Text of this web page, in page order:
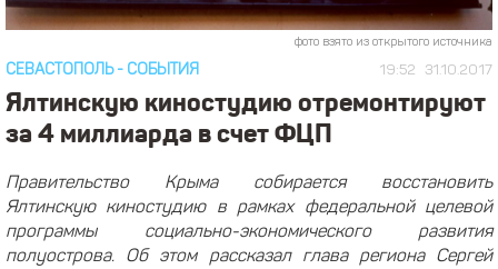
фото взято из открытого источника
19:52 31.10.2017
СЕВАСТОПОЛЬ- СОБЫТИЯ
Ялтинскую киностудию отремонтируют
за 4 миллиарда в счет ФЦП
Правительство Крыма собирается восстановить
Ялтинскую киностудию в рамках федеральной целевой
программы социально-экономического развития
полуострова. Об этом рассказал глава региона Сергей